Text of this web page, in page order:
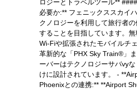
ロジーとトラベルツール**
必要か:** フェニックススカイ
クノロジーを利用して旅行者
することを目指しています。
Wi-Fiや拡張されたモバイルチ
革新的な「PHX Sky Train®」
ーバーはテクノロジーサバvy
けに設計されています。 -
Phoenixとの連携:** **Airport